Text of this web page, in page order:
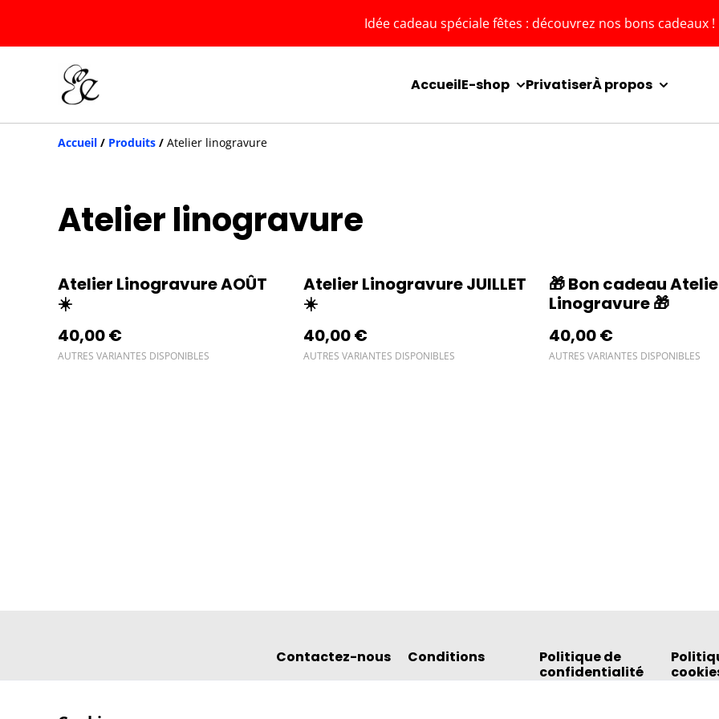
Idée cadeau spéciale fêtes : découvrez nos bons cadeaux !
AccueilE-shop PrivatiserÀ propos
Accueil / Produits / Atelier linogravure
Atelier linogravure
Atelier Linogravure AOÛT
☀️
40,00 €
AUTRES VARIANTES DISPONIBLES
Atelier Linogravure JUILLET
☀️
40,00 €
AUTRES VARIANTES DISPONIBLES
🎁 Bon cadeau
Linogravure 🎁
40,00 €
AUTRES VARIANTES DISPONIBLES
Contactez-nous Conditions
Politique de
confidentialité